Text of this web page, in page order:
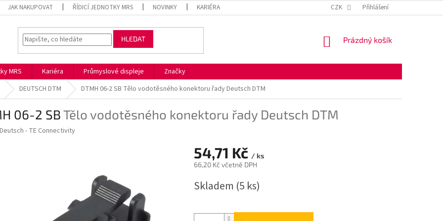
JAK NAKUPOVAT ŘÍDICÍ JEDNOTKY MRS NOVINKY KARIÉRA OBCHODNÍ PODMÍNKY
CZK Přihlášení
HLEDAT
NÁKUPNÍ
Prázdný košík
MRS Kariéra Průmyslové displeje
Značky
DEUTSCH DTM DTMH 06-2 SB Tělo vodotěsného konektoru řady Deutsch DTM
06-2 SBTělo vodotěsného konektoru řady Deutsch DTM
Deutsch - TE Connectivity
54,71 Kč / ks
66,20 Kč včetně DPH
cena:
Skladem (5 ks)